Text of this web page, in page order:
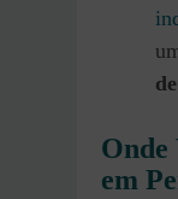
Onde
em